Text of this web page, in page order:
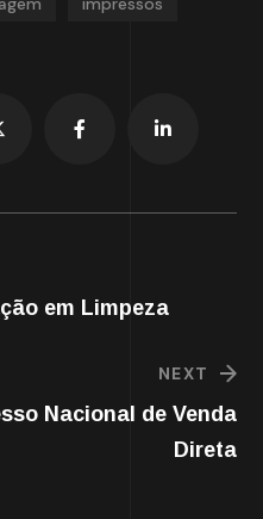
em Limpeza
NEXT
Nacional de Venda
Direta